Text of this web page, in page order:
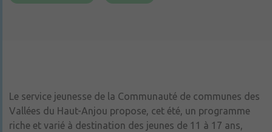
Le service jeunesse de la Communauté de communes des
Vallées du Haut-Anjou propose, cet été, un programme
riche et varié à destination des jeunes de 11 à 17 ans,